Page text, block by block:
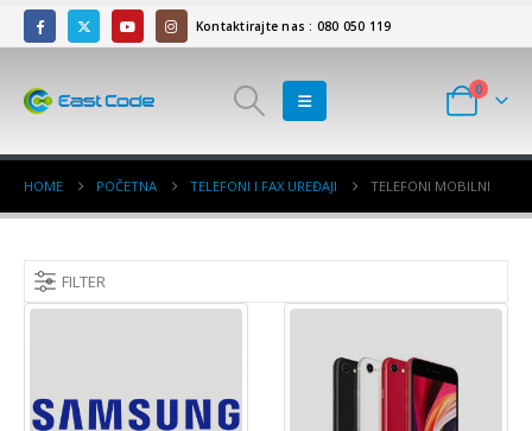
Kontaktirajte nas : 080 050 119
0
HOME POČETNA TELEFONI I FAX UREĐAJI TELEFONI MOBILNI
FILTER